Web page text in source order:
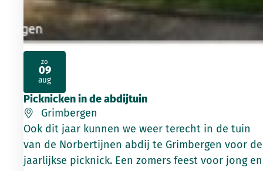
Picknicken in de abdijtuin
Grimbergen
Ook dit jaar kunnen we weer terecht in de tuin
van de Norbertijnen abdij te Grimbergen voor de
jaarlijkse picknick. Een zomers feest voor jong en
zo
09
aug
2026